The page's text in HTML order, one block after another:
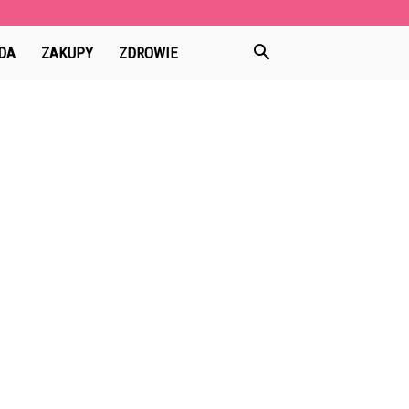
ZAKUPY ZDROWIE